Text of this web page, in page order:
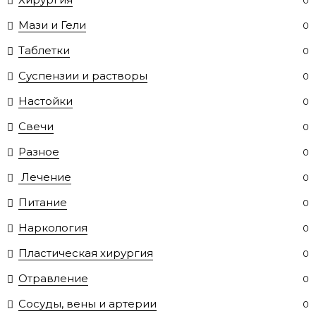
Мази и Гели 0
Таблетки 0
Суспензии и растворы 0
Настойки 0
Свечи 0
Разное 0
Лечение 0
Питание 0
Наркология 0
Пластическая хирургия 0
Отравление 0
Сосуды, вены и артерии 0